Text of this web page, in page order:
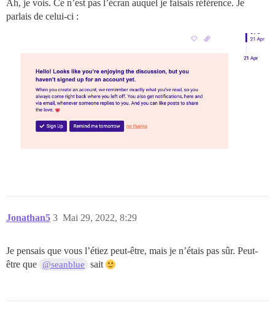
Ah, je vois. Ce n’est pas l’écran auquel je faisais référence. Je
parlais de celui-ci :
Jonathan5 Mai 29, 2022, 8:29
3
Je pensais que vous l’étiez peut-être, mais je n’étais pas sûr. Peut-
être que @seanblue sait